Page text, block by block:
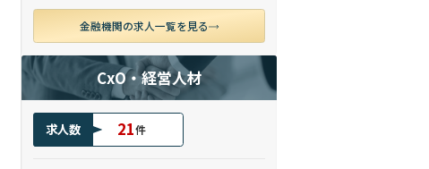
金融機関の求人一覧を見る
CxO・経営人材
求人数 21件